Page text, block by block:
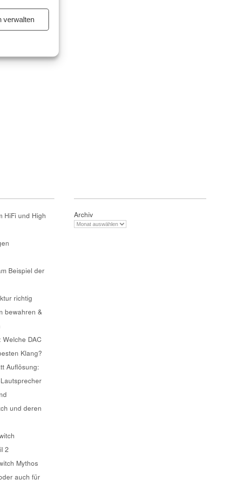
verwalten
HiFi und High
Beispiel der
richtig
bewahren &
DAC
Klang?
Auflösung:
und deren
2
Mythos
auch für
Archiv